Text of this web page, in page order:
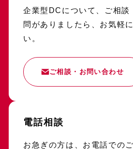
企業型DCについて、ご相談
問がありましたら、お気軽
い。
ご相談・お問い合わせ
電話相談
お急ぎの方は、お電話での